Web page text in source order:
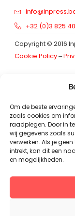
Om de beste
zoals cookies om
raadplegen. Door in
wij gegevens zoals
verwerken. Als je
intrekt, kan dit een
en mogelijkheden.
+32 (0)3 825 40
Copyright © 2016
Cookie Policy‒
Schrijf in
Inschrijven
immostickers